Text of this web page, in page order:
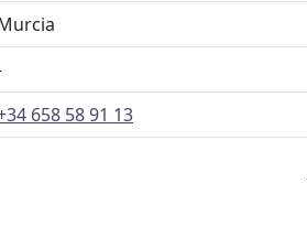
658 58 91 13